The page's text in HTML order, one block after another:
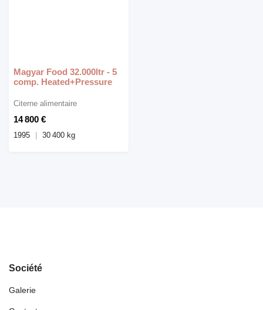
Magyar Food 32.000ltr - 5
comp. Heated+Pressure
14 800 €
Citerne alimentaire
1995 30 400 kg
Société
Galerie